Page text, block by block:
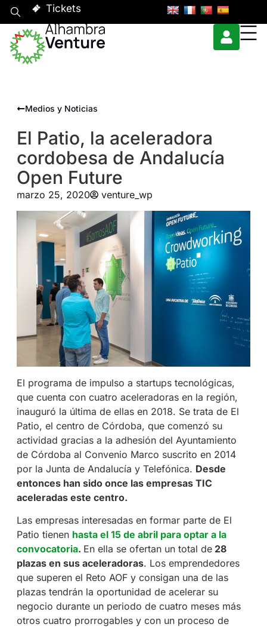
Tickets
Medios y Noticias
El Patio, la aceleradora
cordobesa de Andalucía
Open Future
marzo 25, 2020 venture_wp
El programa de impulso a startups tecnológicas,
que cuenta con cuatro aceleradoras en la región,
inauguró la última de ellas en 2018. Se trata de El
Patio, el centro de Córdoba, que comenzó su
actividad gracias a la adhesión del Ayuntamiento
de Córdoba al Convenio Marco suscrito en 2014
por la Junta de Andalucía y Telefónica. Desde
entonces han sido once las empresas TIC
aceleradas este centro.
Las empresas interesadas en formar parte de El
Patio tienen hasta el 15 de abril para optar a la
convocatoria. En ella se ofertan un total de28
plazas en sus aceleradoras. Los emprendedores
que superen el Reto AOF y consigan una de las
plazas tendrán la oportunidad de acelerar su
negocio durante un periodo de cuatro meses más
otros cuatro prorrogables y con un proceso de